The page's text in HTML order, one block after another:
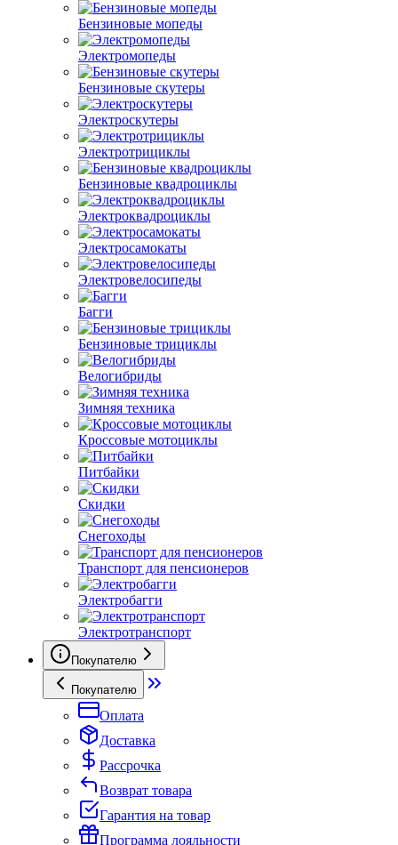
Бензиновые мопеды
Электромопеды
Бензиновые скутеры
Электроскутеры
Электротрициклы
Бензиновые квадроциклы
Электроквадроциклы
Электросамокаты
Электровелосипеды
Багги
Бензиновые трициклы
Велогибриды
Зимняя техника
Кроссовые мотоциклы
Питбайки
Скидки
Снегоходы
Транспорт для пенсионеров
Электробагги
Электротранспорт
Покупателю
Покупателю
Оплата
Доставка
Рассрочка
Возврат товара
Гарантия на товар
Программа лояльности